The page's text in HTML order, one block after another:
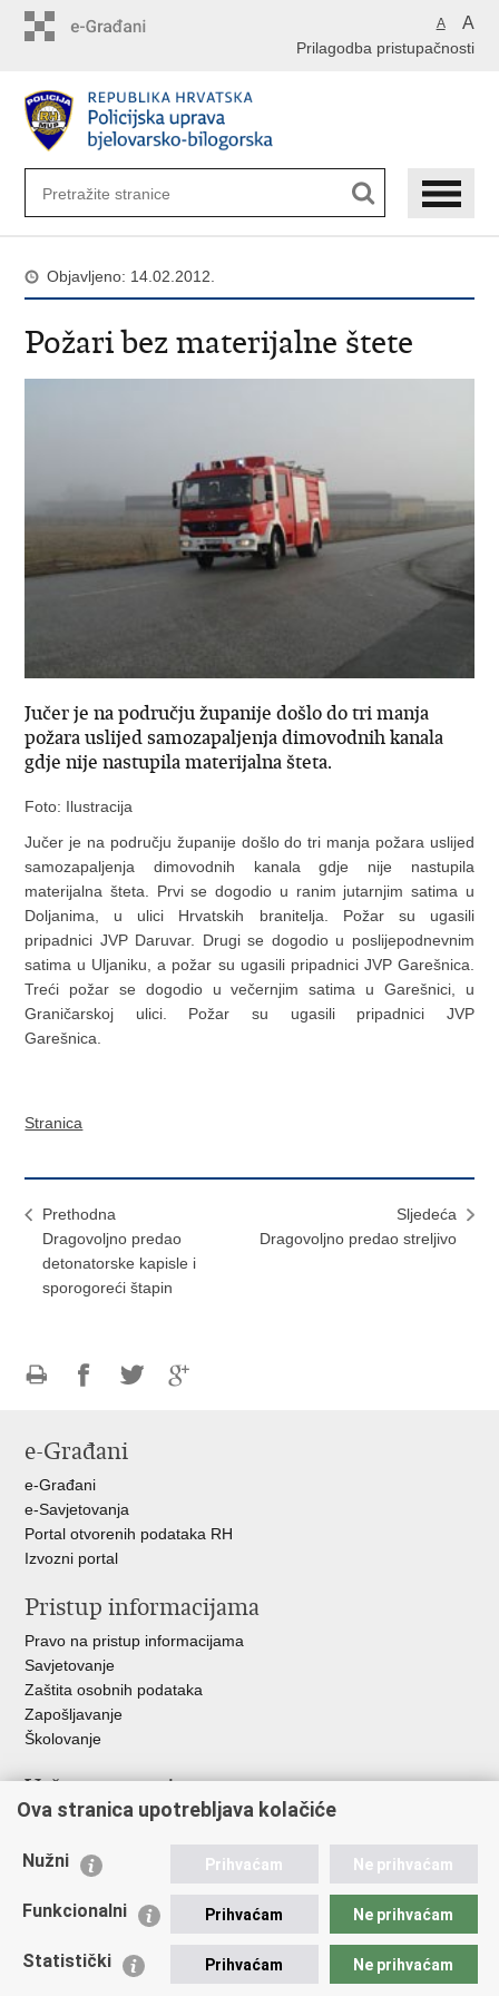
A A
Prilagodba pristupačnosti
Objavljeno: 14.02.2012.
Požari bez materijalne štete
Jučer je na području županije došlo do tri manja
požara uslijed samozapaljenja dimovodnih kanala
gdje nije nastupila materijalna šteta.
Foto: Ilustracija
Jučer je na području županije došlo do tri manja požara uslijed
samozapaljenja dimovodnih kanala gdje nije nastupila
materijalna šteta. Prvi se dogodio u ranim jutarnjim satima u
Doljanima, u ulici Hrvatskih branitelja. Požar su ugasili
pripadnici JVP Daruvar. Drugi se dogodio u poslijepodnevnim
satima u Uljaniku, a požar su ugasili pripadnici JVP Garešnica.
Treći požar se dogodio u večernjim satima u Garešnici, u
Graničarskoj ulici. Požar su ugasili pripadnici JVP
Garešnica.
Stranica
Prethodna
Dragovoljno predao
detonatorske kapisle i
sporogoreći štapin
Sljedeća
Dragovoljno predao streljivo
FacebookuTwitteru
e-Građani
e-Građani
e-Savjetovanja
Portal otvorenih podataka RH
Izvozni portal
Pristup informacijama
Pravo na pristup informacijama
Savjetovanje
Zaštita osobnih podataka
Zapošljavanje
Školovanje
Važne poveznice
Ministarstvo unutarnjih poslova
Udruge
Policijska akademija
Zaklada policijske solidarnosti
Ova stranica upotrebljava kolačiće
Nužni Prihvaćam Ne prihvaćam
Funkcionalni Prihvaćam Ne prihvaćam
Statistički Prihvaćam Ne prihvaćam